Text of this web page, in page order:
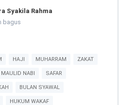
Syakila Rahma
bagus
HAJI MUHARRAM ZAKAT
MAULID NABI SAFAR
BULAN SYAWAL
HUKUM WAKAF